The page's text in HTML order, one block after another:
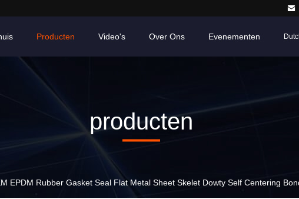
Producten Video's Over Ons Evenementen
producten
EPDM Rubber Gasket Seal Flat Metal Sheet Skelet Dowty Self Centering